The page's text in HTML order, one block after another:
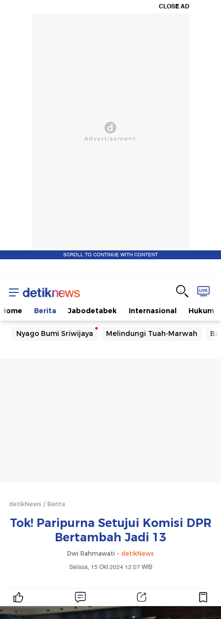
CLOSE AD
SCROLL TO CONTINUE WITH CONTENT
Home Berita Jabodetabek Internasional Hukum
Nyago Bumi Sriwijaya Melindungi Tuah-Marwah
detikNews Berita
Tok! Paripurna Setujui Komisi DPR
Bertambah Jadi 13
Dwi Rahmawati - detikNews
Selasa, 15 Okt 2024 12:07 WIB